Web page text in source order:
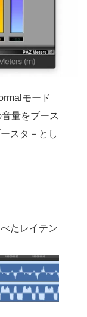
モード
量をブース
スタ－とし
たレイテン